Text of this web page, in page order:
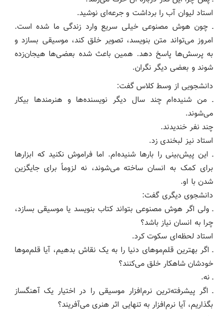
استاد لیوان آب را برداشت و جرعه‌ای نوشید.
ـ چون هوش مصنوعی خیلی سریع وارد زندگی ما شده است.
امروز می‌تواند متن بنویسد، تصویر خلق کند، موسیقی بسازد و
به پرسش‌ها پاسخ دهد. همین باعث شده بعضی‌ها هیجان‌زده
شوند و بعضی دیگر نگران.
دانشجویی از وسط کلاس گفت:
ـ من شنیده‌ام چند سال دیگر نویسنده‌ها و هنرمندها بیکار
می‌شوند.
چند نفر خندیدند.
استاد نیز لبخندی زد.
ـ این پیش‌بینی را بارها شنیده‌ام. اما فراموش نکنید که ابزارها
برای کمک به انسان ساخته می‌شوند، نه لزوماً برای جایگزین
شدن با او.
دانشجوی دیگری گفت:
ـ ولی اگر هوش مصنوعی بتواند کتاب بنویسد یا موسیقی بسازد،
چرا به انسان نیاز باشد؟
استاد لحظه‌ای سکوت کرد.
ـ اگر بهترین قلم‌موهای دنیا را به یک نقاش بدهیم، آیا قلم‌موها
خودشان شاهکار خلق می‌کنند؟
ـ نه.
ـ اگر پیشرفته‌ترین نرم‌افزار موسیقی را در اختیار یک آهنگساز
بگذاریم، آیا نرم‌افزار به تنهایی اثر هنری می‌آفریند؟